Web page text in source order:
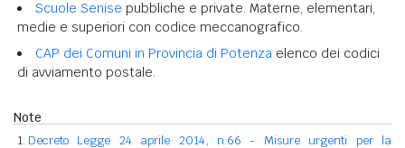
Scuole Senise pubbliche e private. Materne, elementari,
medie e superiori con codice meccanografico.
CAP dei Comuni in Provincia di Potenza elenco dei codici
di avviamento postale.
Note
Decreto Legge 24 aprile 2014, n.66 - Misure urgenti per la